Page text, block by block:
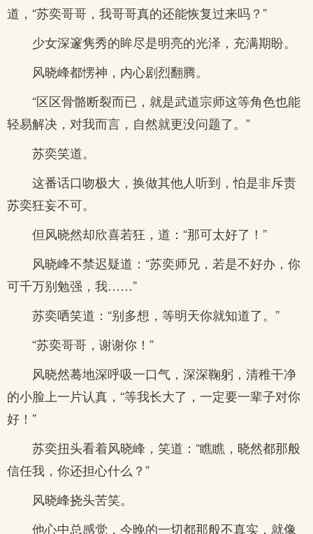
道，“苏奕哥哥，我哥哥真的还能恢复过来吗？”
少女深邃隽秀的眸尽是明亮的光泽，充满期盼。
风晓峰都愣神，内心剧烈翻腾。
“区区骨骼断裂而已，就是武道宗师这等角色也能
轻易解决，对我而言，自然就更没问题了。”
苏奕笑道。
这番话口吻极大，换做其他人听到，怕是非斥责
苏奕狂妄不可。
但风晓然却欣喜若狂，道：“那可太好了！”
风晓峰不禁迟疑道：“苏奕师兄，若是不好办，你
可千万别勉强，我……”
苏奕哂笑道：“别多想，等明天你就知道了。”
“苏奕哥哥，谢谢你！”
风晓然蓦地深呼吸一口气，深深鞠躬，清稚干净
的小脸上一片认真，“等我长大了，一定要一辈子对你
好！”
苏奕扭头看着风晓峰，笑道：“瞧瞧，晓然都那般
信任我，你还担心什么？”
风晓峰挠头苦笑。
他心中总感觉，今晚的一切都那般不真实，就像